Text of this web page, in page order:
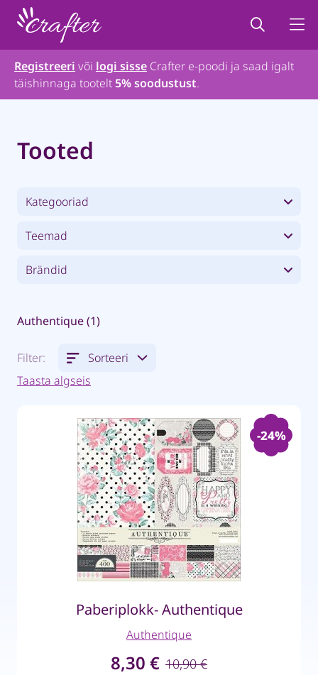
Registreeri või logi sisse Crafter e-poodi ja saad igalt
täishinnaga tootelt5% soodustust.
Tooted
Kategooriad
Teemad
Brändid
Authentique (1)
Filter:
Sorteeri
Taasta algseis
-24%
Paberiplokk- Authentique
Authentique
8,30 € 10,90€